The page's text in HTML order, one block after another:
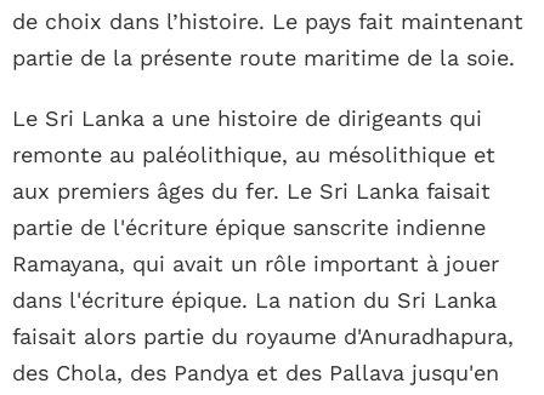
de choix dans l’histoire. Le pays fait maintenant
partie de la présente route maritime de la soie.
Le Sri Lanka a une histoire de dirigeants qui
remonte au paléolithique, au mésolithique et
aux premiers âges du fer. Le Sri Lanka faisait
partie de l'écriture épique sanscrite indienne
Ramayana, qui avait un rôle important à jouer
dans l'écriture épique. La nation du Sri Lanka
faisait alors partie du royaume d'Anuradhapura,
des Chola, des Pandya et des Pallava jusqu'en